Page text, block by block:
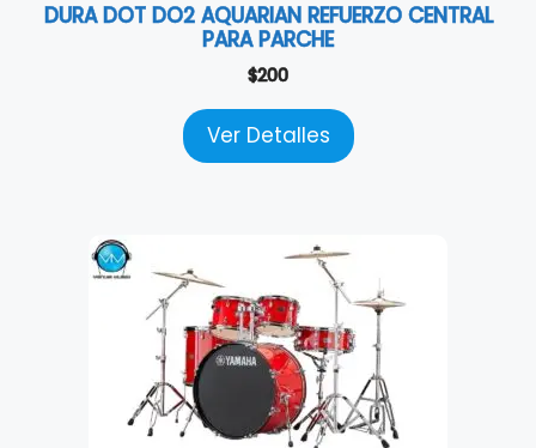
DURA DOT DO2 AQUARIAN REFUERZO CENTRAL
PARA PARCHE
$200
Ver Detalles